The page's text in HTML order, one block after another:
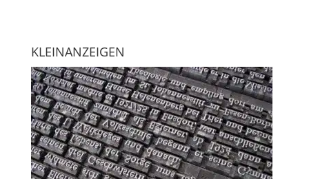
KLEINANZEIGEN